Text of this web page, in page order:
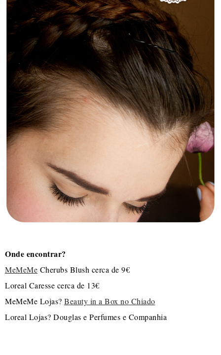
Onde encontrar?
MeMeMe Cherubs Blush cerca de 9€
Loreal Caresse cerca de 13€
MeMeMe Lojas? Beauty in a Box no Chiado
Loreal Lojas? Douglas e Perfumes e Companhia